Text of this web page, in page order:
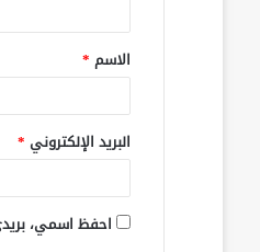
ق
*
الاسم *
البريد الإلكتروني *
احفظ اسمي،